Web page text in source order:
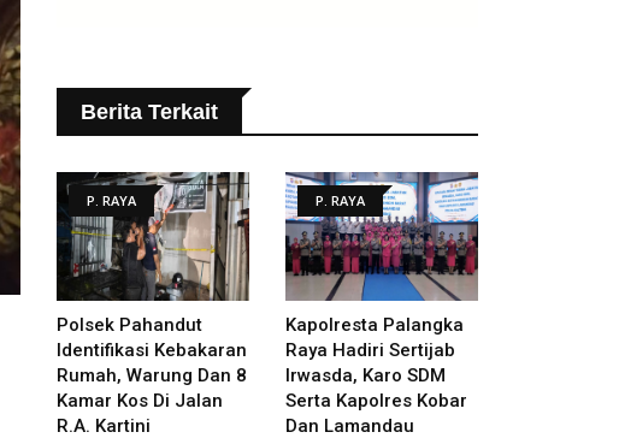
Berita Terkait
P. RAYA
Polsek Pahandut
Identifikasi Kebakaran
Rumah, Warung Dan 8
Kamar Kos Di Jalan
R.A. Kartini
P. RAYA
Kapolresta Palangka
Raya Hadiri Sertijab
Irwasda, Karo SDM
Serta Kapolres Kobar
Dan Lamandau